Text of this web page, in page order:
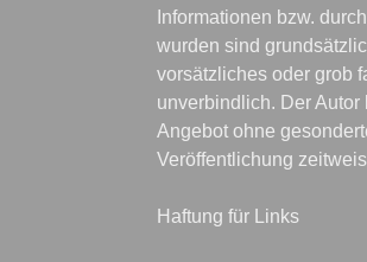
Informationen bzw.
wurden sind
vorsätzliches oder grob
unverbindlich. Der
Angebot ohne
Veröffentlichung
Haftung für Links